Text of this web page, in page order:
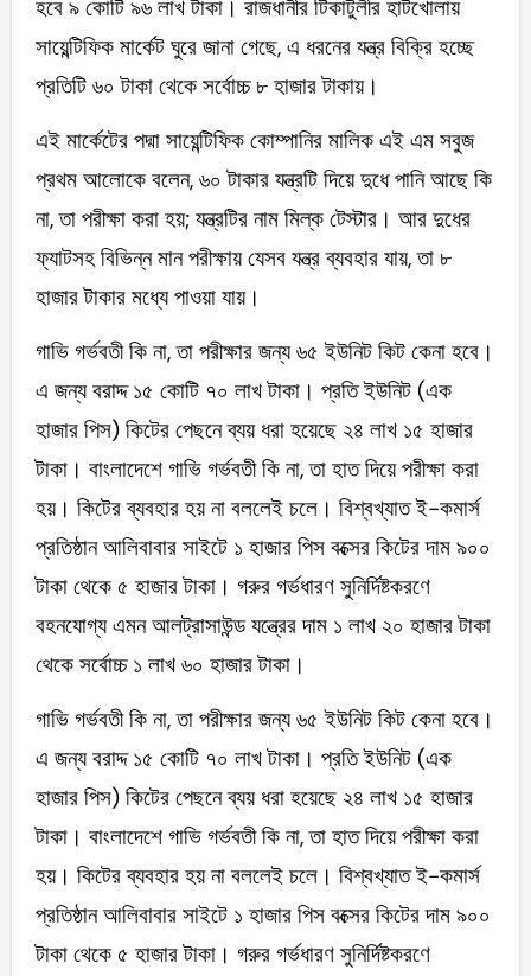
হবে ৯ কোটি ৯৬ লাখ টাকা। রাজধানীর টিকাটুলীর হাটখোলায়
সায়েন্টিফিক মার্কেট ঘুরে জানা গেছে, এ ধরনের যন্ত্র বিক্রি হচ্ছে
প্রতিটি ৬০ টাকা থেকে সর্বোচ্চ ৮ হাজার টাকায়।
এই মার্কেটের পদ্মা সায়েন্টিফিক কোম্পানির মালিক এই এম সবুজ
প্রথম আলোকে বলেন, ৬০ টাকার যন্ত্রটি দিয়ে দুধে পানি আছে কি
না, তা পরীক্ষা করা হয়; যন্ত্রটির নাম মিল্ক টেস্টার। আর দুধের
ফ্যাটসহ বিভিন্ন মান পরীক্ষায় যেসব যন্ত্র ব্যবহার যায়, তা ৮
হাজার টাকার মধ্যে পাওয়া যায়।
গাভি গর্ভবতী কি না, তা পরীক্ষার জন্য ৬৫ ইউনিট কিট কেনা হবে।
এ জন্য বরাদ্দ ১৫ কোটি ৭০ লাখ টাকা। প্রতি ইউনিট (এক
হাজার পিস) কিটের পেছনে ব্যয় ধরা হয়েছে ২৪ লাখ ১৫ হাজার
টাকা। বাংলাদেশে গাভি গর্ভবতী কি না, তা হাত দিয়ে পরীক্ষা করা
হয়। কিটের ব্যবহার হয় না বললেই চলে। বিশ্বখ্যাত ই-কমার্স
প্রতিষ্ঠান আলিবাবার সাইটে ১ হাজার পিস বক্সের কিটের দাম ৯০০
টাকা থেকে ৫ হাজার টাকা। গরুর গর্ভধারণ সুনির্দিষ্টকরণে
বহনযোগ্য এমন আলট্রাসাউন্ড যন্ত্রের দাম ১ লাখ ২০ হাজার টাকা
থেকে সর্বোচ্চ ১ লাখ ৬০ হাজার টাকা।
গাভি গর্ভবতী কি না, তা পরীক্ষার জন্য ৬৫ ইউনিট কিট কেনা হবে।
এ জন্য বরাদ্দ ১৫ কোটি ৭০ লাখ টাকা। প্রতি ইউনিট (এক
হাজার পিস) কিটের পেছনে ব্যয় ধরা হয়েছে ২৪ লাখ ১৫ হাজার
টাকা। বাংলাদেশে গাভি গর্ভবতী কি না, তা হাত দিয়ে পরীক্ষা করা
হয়। কিটের ব্যবহার হয় না বললেই চলে। বিশ্বখ্যাত ই-কমার্স
প্রতিষ্ঠান আলিবাবার সাইটে ১ হাজার পিস বক্সের কিটের দাম ৯০০
টাকা থেকে ৫ হাজার টাকা। গরুর গর্ভধারণ সুনির্দিষ্টকরণে